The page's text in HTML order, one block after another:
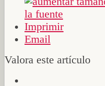
Imprimir
Email
Valora este artículo